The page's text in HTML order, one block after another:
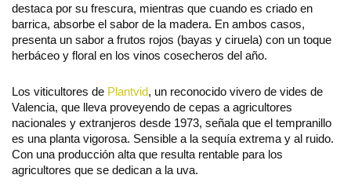
destaca por su frescura, mientras que cuando es criado en
barrica, absorbe el sabor de la madera. En ambos casos,
presenta un sabor a frutos rojos (bayas y ciruela) con un toque
herbáceo y floral en los vinos cosecheros del año.
Los viticultores de Plantvid, un reconocido vivero de vides de
Valencia, que lleva proveyendo de cepas a agricultores
nacionales y extranjeros desde 1973, señala que el tempranillo
es una planta vigorosa. Sensible a la sequía extrema y al ruido.
Con una producción alta que resulta rentable para los
agricultores que se dedican a la uva.